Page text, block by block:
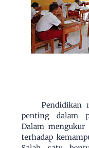
Pendidikan
penting dalam
Dalam
terhadap